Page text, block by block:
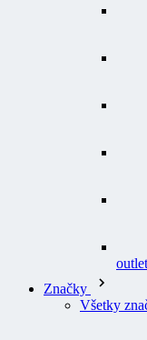
outlet
Značky
Všetky